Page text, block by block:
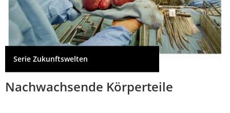
Serie Zukunftswelten
Nachwachsende Körperteile